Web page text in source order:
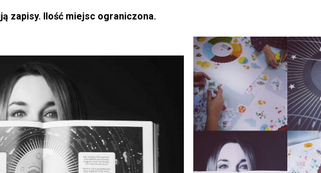
zapisy. Ilość miejsc ograniczona.